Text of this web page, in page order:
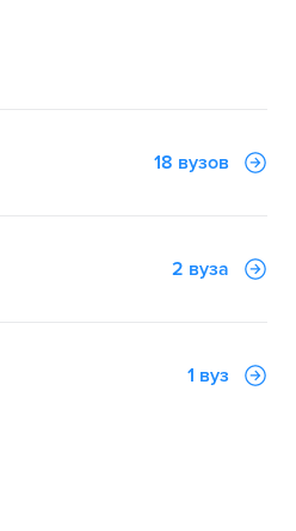
18 вузов
2 вуза
1 вуз